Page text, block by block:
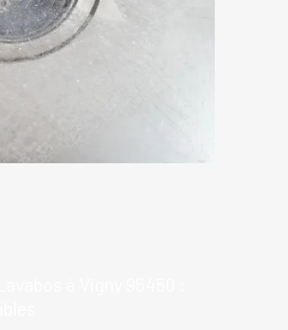
à Vigny 95450 :